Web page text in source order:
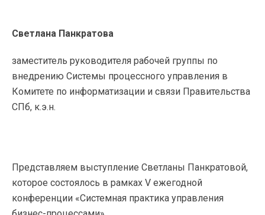
Светлана Панкратова
заместитель руководителя рабочей группы по
внедрению Системы процессного управления в
Комитете по информатизации и связи Правительства
СПб, к.э.н.
Представляем выступление Светланы Панкратовой,
которое состоялось в рамках V ежегодной
конференции «Системная практика управления